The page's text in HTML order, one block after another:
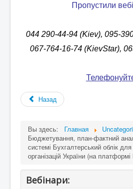
Пропустили
044 290-44-94 (Kiev), 095-
067-764-16-74 (KievStar),
Назад
Вы здесь: Главная
Бюджетування, план-фактний
системі Бухгалтерський облік
організацій України (на
Вебінари: